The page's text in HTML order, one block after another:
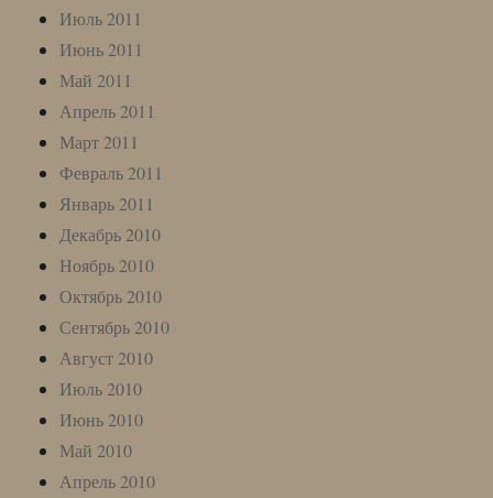
Июль 2011
Июнь 2011
Май 2011
Апрель 2011
Март 2011
Февраль 2011
Январь 2011
Декабрь 2010
Ноябрь 2010
Октябрь 2010
Сентябрь 2010
Август 2010
Июль 2010
Июнь 2010
Май 2010
Апрель 2010